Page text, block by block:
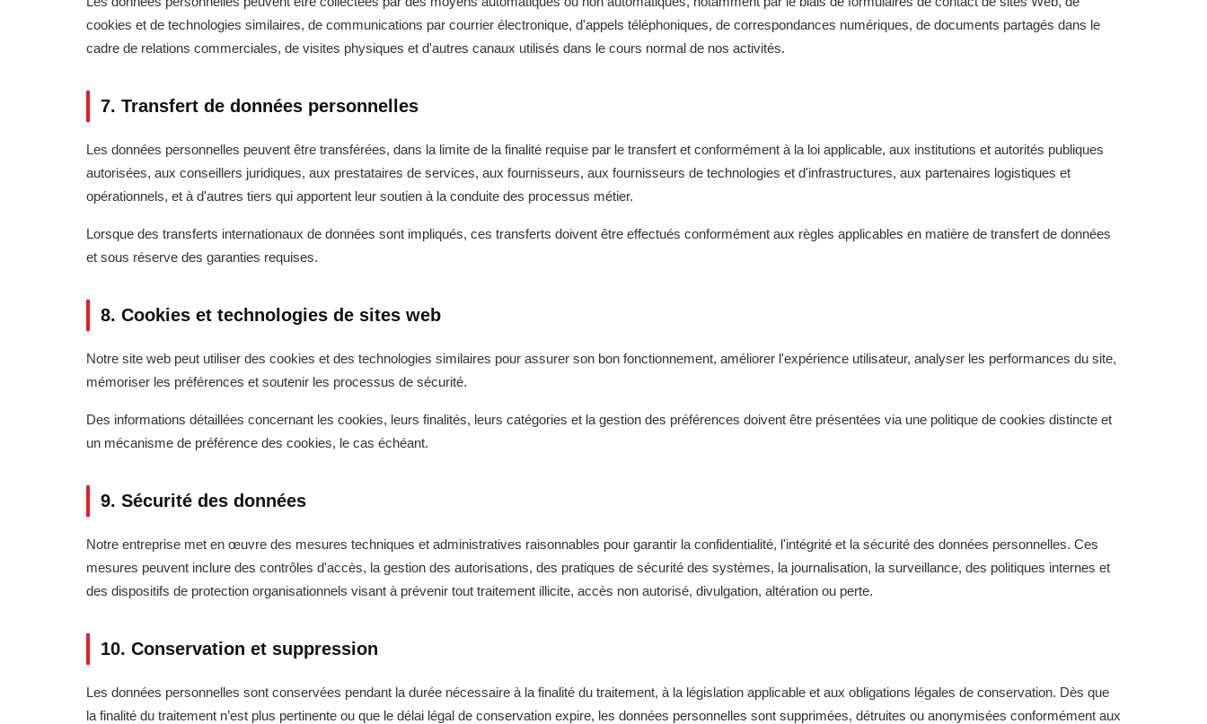
cookies et de technologies similaires, de communications par courrier électronique, d'appels téléphoniques, de correspondances numériques, de documents partagés dans le
cadre de relations commerciales, de visites physiques et d'autres canaux utilisés dans le cours normal de nos activités.
7. Transfert de données personnelles
Les données personnelles peuvent être transférées, dans la limite de la finalité requise par le transfert et conformément à la loi applicable, aux institutions et autorités publiques
autorisées, aux conseillers juridiques, aux prestataires de services, aux fournisseurs, aux fournisseurs de technologies et d'infrastructures, aux partenaires logistiques et
opérationnels, et à d'autres tiers qui apportent leur soutien à la conduite des processus métier.
Lorsque des transferts internationaux de données sont impliqués, ces transferts doivent être effectués conformément aux règles applicables en matière de transfert de données
et sous réserve des garanties requises.
8. Cookies et technologies de sites web
Notre site web peut utiliser des cookies et des technologies similaires pour assurer son bon fonctionnement, améliorer l'expérience utilisateur, analyser les performances du site,
mémoriser les préférences et soutenir les processus de sécurité.
Des informations détaillées concernant les cookies, leurs finalités, leurs catégories et la gestion des préférences doivent être présentées via une politique de cookies distincte et
un mécanisme de préférence des cookies, le cas échéant.
9. Sécurité des données
Notre entreprise met en œuvre des mesures techniques et administratives raisonnables pour garantir la confidentialité, l'intégrité et la sécurité des données personnelles. Ces
mesures peuvent inclure des contrôles d'accès, la gestion des autorisations, des pratiques de sécurité des systèmes, la journalisation, la surveillance, des politiques internes et
des dispositifs de protection organisationnels visant à prévenir tout traitement illicite, accès non autorisé, divulgation, altération ou perte.
10. Conservation et suppression
Les données personnelles sont conservées pendant la durée nécessaire à la finalité du traitement, à la législation applicable et aux obligations légales de conservation. Dès que
la finalité du traitement n’est plus pertinente ou que le délai légal de conservation expire, les données personnelles sont supprimées, détruites ou anonymisées conformément aux